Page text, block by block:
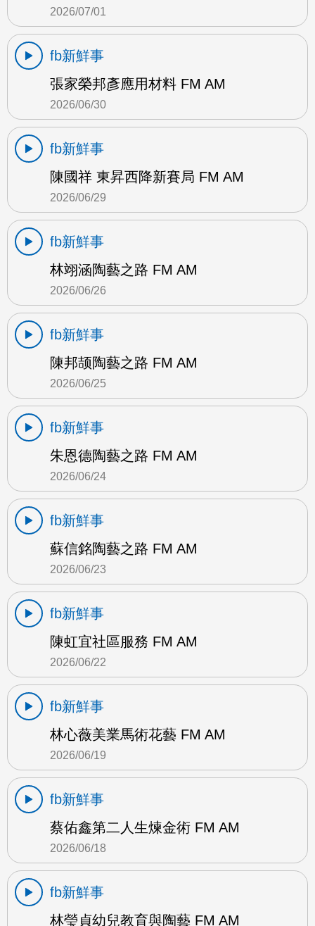
2026/07/01
fb新鮮事
張家榮邦彥應用材料 FM AM
2026/06/30
fb新鮮事
陳國祥 東昇西降新賽局 FM AM
2026/06/29
fb新鮮事
林翊涵陶藝之路 FM AM
2026/06/26
fb新鮮事
陳邦颉陶藝之路 FM AM
2026/06/25
fb新鮮事
朱恩德陶藝之路 FM AM
2026/06/24
fb新鮮事
蘇信銘陶藝之路 FM AM
2026/06/23
fb新鮮事
陳虹宜社區服務 FM AM
2026/06/22
fb新鮮事
林心薇美業馬術花藝 FM AM
2026/06/19
fb新鮮事
蔡佑鑫第二人生煉金術 FM AM
2026/06/18
fb新鮮事
林瑩貞幼兒教育與陶藝 FM AM